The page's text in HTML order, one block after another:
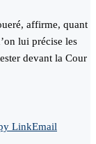
affirme, quant
lui précise les
devant la Cour
LinkEmail